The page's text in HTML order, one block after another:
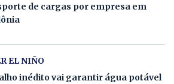
de cargas por empresa em
EL NIÑO
inédito vai garantir água potável